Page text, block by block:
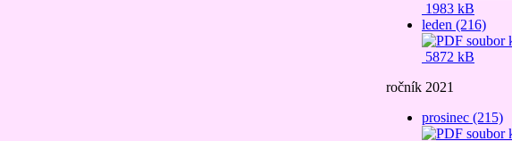
1983 kB
leden (216)
5872 kB
ročník 2021
prosinec (215)